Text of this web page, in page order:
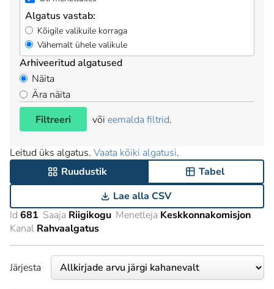
Algatus vastab:
Kõigile valikuile korraga
Vähemalt ühele valikule
Arhiveeritud algatused
Näita
Ära näita
Filtreeri
või eemalda filtrid.
Leitud üks algatus. Vaata kõiki algatusi.
Ruudustik
Tabel
Lae alla CSV
Id 681 Saaja Riigikogu Menetleja Keskkonnakomisjon
Kanal Rahvaalgatus
Järjesta